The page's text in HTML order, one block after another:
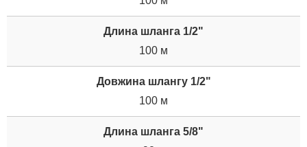
Длина шланга 1/2"
100 м
Довжина шлангу 1/2"
100 м
Длина шланга 5/8"